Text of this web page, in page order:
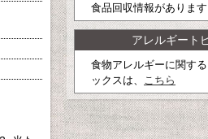
食品回収情報がありま
アレルギート
食物アレルギーに関す
ックスは、
こちら